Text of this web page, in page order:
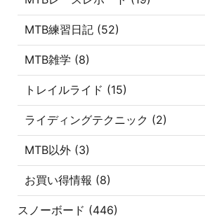
MTB練習日記 (52)
MTB雑学 (8)
トレイルライド (15)
ライディングテクニック (2)
MTB以外 (3)
お買い得情報 (8)
スノーボード (446)